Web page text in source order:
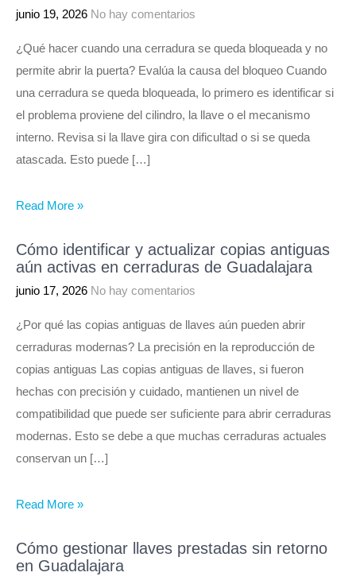
junio 19, 2026 No hay comentarios
¿Qué hacer cuando una cerradura se queda bloqueada y no
permite abrir la puerta? Evalúa la causa del bloqueo Cuando
una cerradura se queda bloqueada, lo primero es identificar si
el problema proviene del cilindro, la llave o el mecanismo
interno. Revisa si la llave gira con dificultad o si se queda
atascada. Esto puede […]
Read More »
Cómo identificar y actualizar copias antiguas
aún activas en cerraduras de Guadalajara
junio 17, 2026 No hay comentarios
¿Por qué las copias antiguas de llaves aún pueden abrir
cerraduras modernas? La precisión en la reproducción de
copias antiguas Las copias antiguas de llaves, si fueron
hechas con precisión y cuidado, mantienen un nivel de
compatibilidad que puede ser suficiente para abrir cerraduras
modernas. Esto se debe a que muchas cerraduras actuales
conservan un […]
Read More »
Cómo gestionar llaves prestadas sin retorno
en Guadalajara